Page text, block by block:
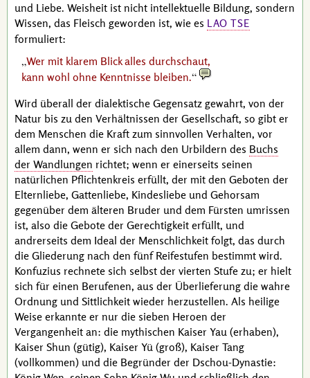
und Liebe. Weisheit ist nicht intellektuelle Bildung, sondern
Wissen, das Fleisch geworden ist, wie es LAO TSE
formuliert:
Wer mit klarem Blick alles durchschaut,
kann wohl ohne Kenntnisse bleiben.
Wird überall der dialektische Gegensatz gewahrt, von der
Natur bis zu den Verhältnissen der Gesellschaft, so gibt er
dem Menschen die Kraft zum sinnvollen Verhalten, vor
allem dann, wenn er sich nach den Urbildern des Buchs
der Wandlungen richtet; wenn er einerseits seinen
natürlichen Pflichtenkreis erfüllt, der mit den Geboten der
Elternliebe, Gattenliebe, Kindesliebe und Gehorsam
gegenüber dem älteren Bruder und dem Fürsten umrissen
ist, also die Gebote der Gerechtigkeit erfüllt, und
andrerseits dem Ideal der Menschlichkeit folgt, das durch
die Gliederung nach den fünf Reifestufen bestimmt wird.
Konfuzius rechnete sich selbst der vierten Stufe zu; er hielt
sich für einen Berufenen, aus der Überlieferung die wahre
Ordnung und Sittlichkeit wieder herzustellen. Als heilige
Weise erkannte er nur die sieben Heroen der
Vergangenheit an: die mythischen Kaiser Yau (erhaben),
Kaiser Shun (gütig), Kaiser Yü (groß), Kaiser Tang
(vollkommen) und die Begründer der Dschou-Dynastie: